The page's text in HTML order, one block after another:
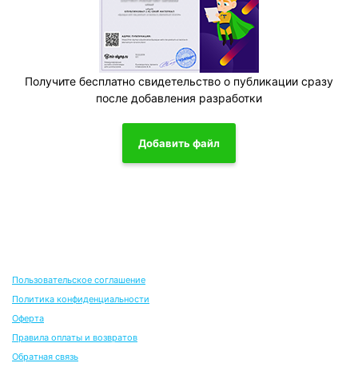
Получите бесплатно свидетельство о публикации сразу
после добавления разработки
Добавить файл
Пользовательское соглашение
Политика конфиденциальности
Оферта
Правила оплаты и возвратов
Обратная связь